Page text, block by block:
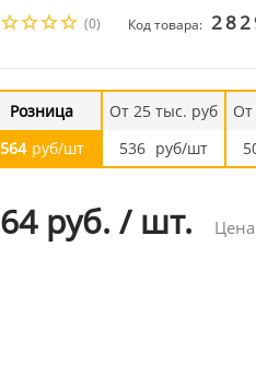
(0) Код товара:
Розница
564 руб/шт
От 25 тыс. руб
536 руб/шт
От
руб. / шт.